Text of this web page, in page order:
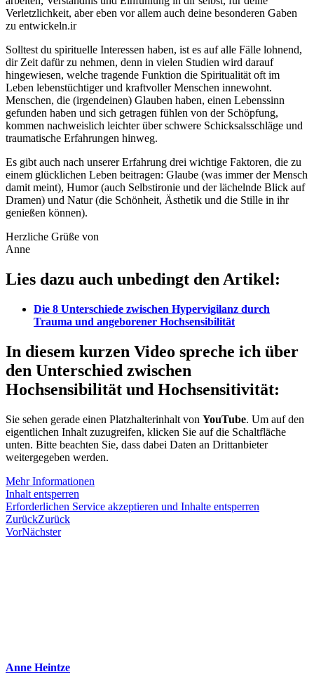
Verletzlichkeit, aber eben vor allem auch deine besonderen Gaben
zu entwickeln.ir
Solltest du spirituelle Interessen haben, ist es auf alle Fälle lohnend,
dir Zeit dafür zu nehmen, denn in vielen Studien wird darauf
hingewiesen, welche tragende Funktion die Spiritualität oft im
Leben lebenstüchtiger und kraftvoller Menschen innewohnt.
Menschen, die (irgendeinen) Glauben haben, einen Lebenssinn
gefunden haben und sich getragen fühlen von der Schöpfung,
kommen nachweislich leichter über schwere Schicksalsschläge und
traumatische Erfahrungen hinweg.
Es gibt auch nach unserer Erfahrung drei wichtige Faktoren, die zu
einem glücklichen Leben beitragen: Glaube (was immer der Mensch
damit meint), Humor (auch Selbstironie und der lächelnde Blick auf
Dramen) und Natur (die Schönheit, Ästhetik und die Stille in ihr
genießen können).
Herzliche Grüße von
Anne
Lies dazu auch unbedingt den Artikel:
Die 8 Unterschiede zwischen Hypervigilanz durch
Trauma und angeborener Hochsensibilität
In diesem kurzen Video spreche ich über
den Unterschied zwischen
Hochsensibilität und Hochsensitivität:
Sie sehen gerade einen Platzhalterinhalt von YouTube. Um auf den
eigentlichen Inhalt zuzugreifen, klicken Sie auf die Schaltfläche
unten. Bitte beachten Sie, dass dabei Daten an Drittanbieter
weitergegeben werden.
Mehr Informationen
Inhalt entsperren
Erforderlichen Service akzeptieren und Inhalte entsperren
ZurückZurück
VorNächster
Anne Heintze